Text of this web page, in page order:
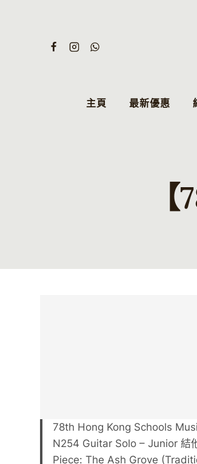
主頁 最新優惠
78th Hong Kong Schools
N254 Guitar Solo – Junior 結
Piece: The Ash Grove